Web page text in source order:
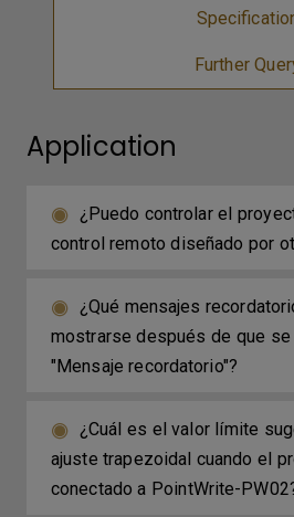
Further
Application
¿Puedo controlar el
control remoto diseñado por
¿Qué mensajes
mostrarse después de que se
"Mensaje recordatorio"?
¿Cuál es el valor límite
ajuste trapezoidal cuando el
conectado a PointWrite-